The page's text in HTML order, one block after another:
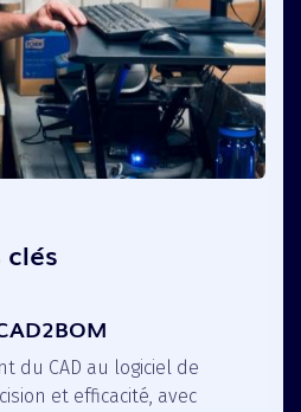
du CAD au logiciel de
et efficacité, avec